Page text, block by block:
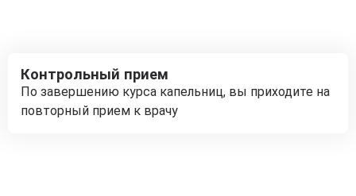
Контрольный прием
По завершению курса капельниц, вы приходите на
повторный прием к врачу